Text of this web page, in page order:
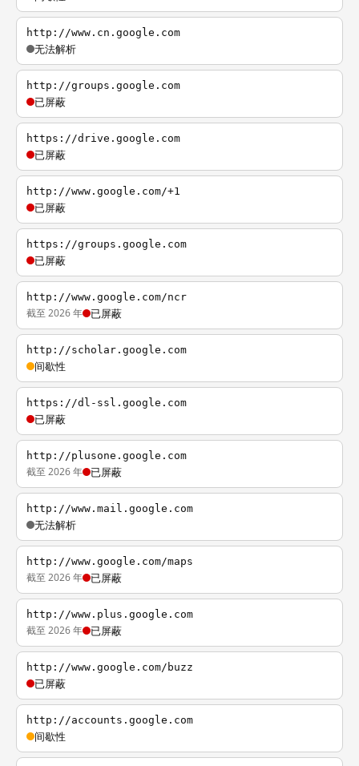
http://www.cn.google.com
无法解析
http://groups.google.com
已屏蔽
https://drive.google.com
已屏蔽
http://www.google.com/+1
已屏蔽
https://groups.google.com
已屏蔽
http://www.google.com/ncr
截至 2026 年 已屏蔽
http://scholar.google.com
间歇性
https://dl-ssl.google.com
已屏蔽
http://plusone.google.com
截至 2026 年 已屏蔽
http://www.mail.google.com
无法解析
http://www.google.com/maps
截至 2026 年 已屏蔽
http://www.plus.google.com
截至 2026 年 已屏蔽
http://www.google.com/buzz
已屏蔽
http://accounts.google.com
间歇性